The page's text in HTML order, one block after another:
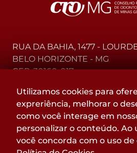
RUA DA BAHIA, 1477 -
BELO HORIZONTE - MG
CEP: 30160-017
(31) 2104-3000 - WhatsApp
0800-015-4000 - Telefone
Acompanhe
Utilizamos cookies para
expreriência, melhorar o
como você interage em
personalizar o conteúdo. Ao
você concorda com o uso de